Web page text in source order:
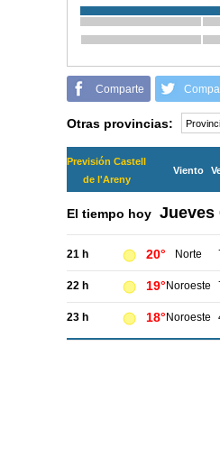
Comparte
Otras provincias:
Previsión Castell
de l'Areny
Viento
El tiempo hoy Jueves
21 h 20° Norte
22 h 19° Noroeste
23 h 18° Noroeste